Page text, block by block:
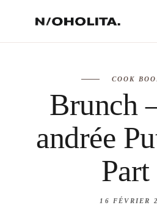
COOK
Brunch
andrée
Part
16 FÉVRIER